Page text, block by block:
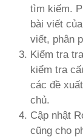
tìm kiếm.
bài viết
viết, phân
Kiểm tra
kiểm tra
các đề
chủ.
Cập nhật
cũng cho